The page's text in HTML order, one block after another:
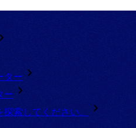
ター
ー
索してください。